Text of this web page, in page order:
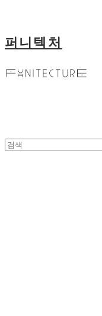
퍼니텍처